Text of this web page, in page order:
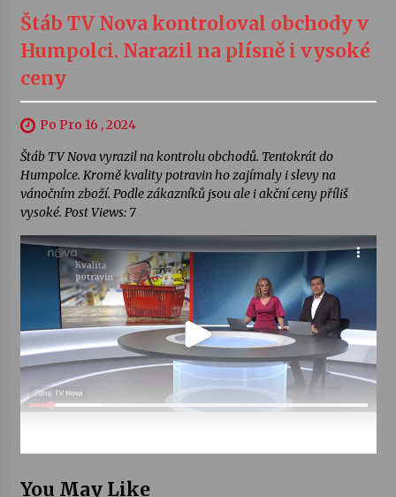
Štáb TV Nova kontroloval obchody v
Humpolci. Narazil na plísně i vysoké
ceny
Po Pro 16 , 2024
Štáb TV Nova vyrazil na kontrolu obchodů. Tentokrát do
Humpolce. Kromě kvality potravin ho zajímaly i slevy na
vánočním zboží. Podle zákazníků jsou ale i akční ceny příliš
vysoké. Post Views: 7
You May Like